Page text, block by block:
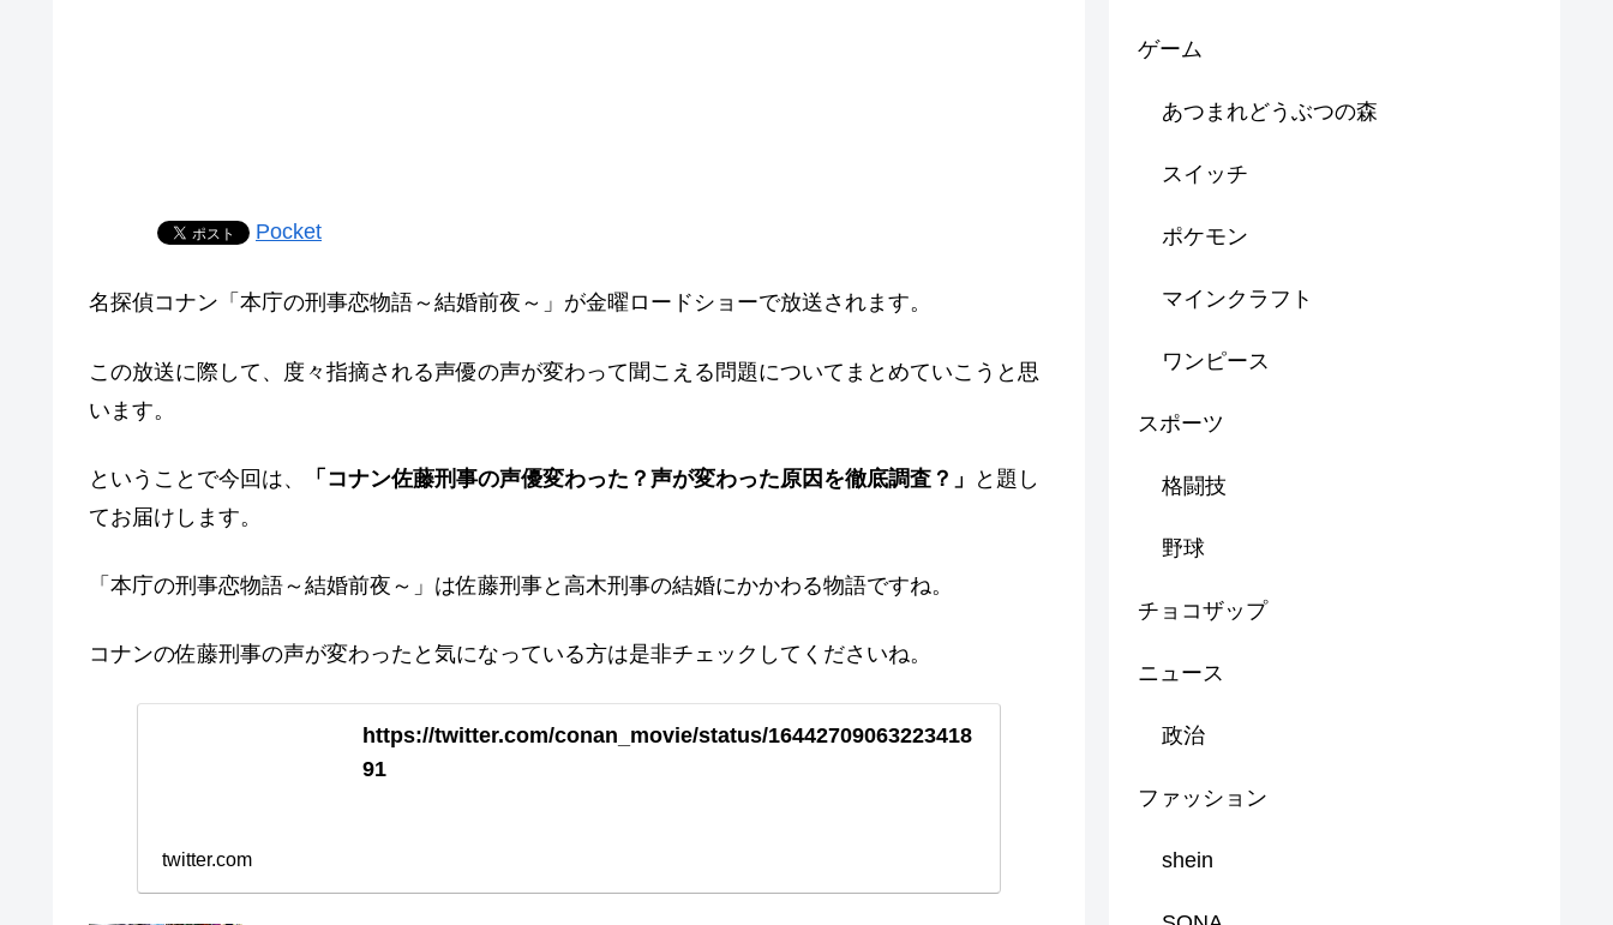
Pocket
名探偵コナン「本庁の刑事恋物語～結婚前夜～」が金曜ロードショーで放送されます。
この放送に際して、度々指摘される声優の声が変わって聞こえる問題についてまとめていこうと思
います。
ということで今回は、 「コナン佐藤刑事の声優変わった？声が変わった原因を徹底調査？」
と題し
てお届けします。
「本庁の刑事恋物語～結婚前夜～」は佐藤刑事と高木刑事の結婚にかかわる物語ですね。
コナンの佐藤刑事の声が変わったと気になっている方は是非チェックしてくださいね。
https://twitter.com/conan_movie/status/16442709063223418
91
twitter.com
ゲーム
あつまれどうぶつの森
スイッチ
ポケモン
マインクラフト
ワンピース
スポーツ
格闘技
野球
チョコザップ
ニュース
政治
ファッション
shein